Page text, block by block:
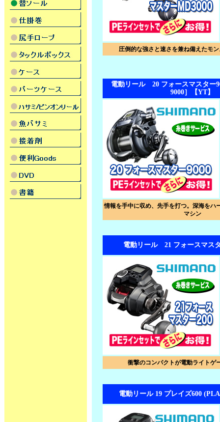
圧倒的な強さと速さを兼ね備えたモ
電動リール 20 フォースマスター
9000］【YT】
情報を手中に収め、先手を打つ。深海をハ
マシン
電動リール 21 フォースマス
衝撃のコンパクトが電動ライトゲ
電動リール 19 プレイズ600